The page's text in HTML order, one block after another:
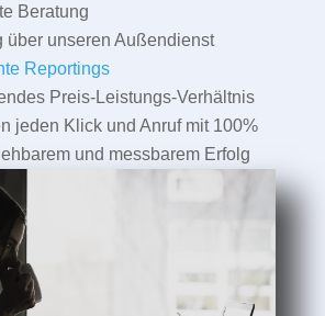
Beratung
über unseren Außendienst
Reportings
Preis-Leistungs-Verhältnis
jeden Klick und Anruf mit 100%
und messbarem Erfolg